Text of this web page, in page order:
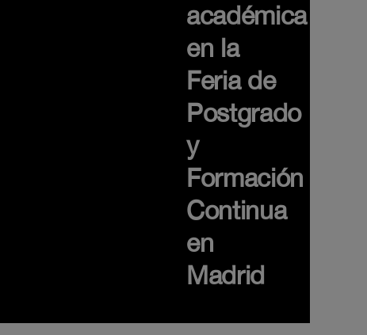
académica
en la
Feria de
Postgrado
y
Formación
Continua
en
Madrid